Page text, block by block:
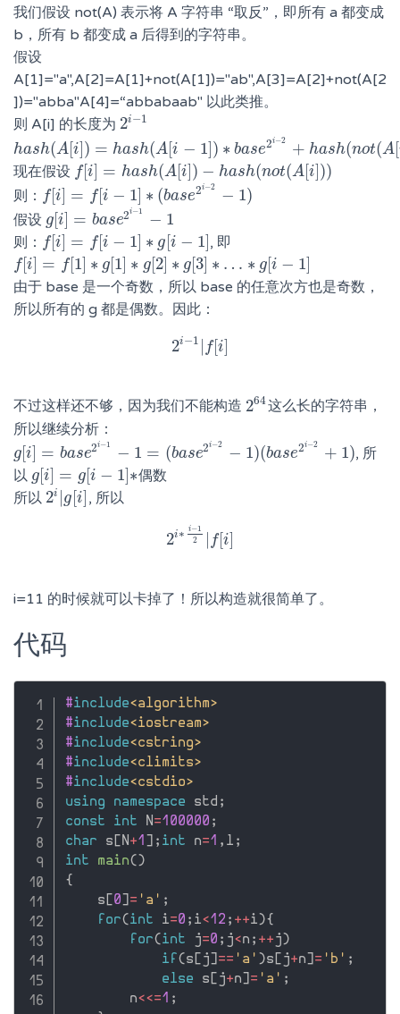
我们假设 not(A) 表示将 A 字符串 “取反”，即所有 a 都变成
b，所有 b 都变成 a 后得到的字符串。
假设
A[1]="a",A[2]=A[1]+not(A[1])="ab",A[3]=A[2]+not(A[2
])="abba"A[4]=“abbabaab" 以此类推。
则 A[i] 的长度为 2i−1
2i−1
hash(A[i]) = hash(A[i − 1]) ∗ base2i−2 + hash(not(A[
hash(A[i ]) = has h(A[i−1] )∗b as e 2i −2+ha (not(A[i−1]))
现在假设 f[i] = hash(A[i]) − hash(not(A[i]))
f[ ] ha sh(A[i])− h as h( not(A[i]))
则： f[i] = f[i − 1] ∗ (base2i−2 − 1)
f[ ] f[i −1 ] ∗( ba se 2i−2−1
假设 g[i] = base2i−1 − 1
g [i] =b ase2i− −1
则： f[i] = f[i − 1] ∗ g [i − 1]
f[ ] f[i −1 ] ∗g [i 1 ] , 即
f[i] = f[1] ∗ g[1] ∗ g[2] ∗ g[3] ∗ … ∗ g[i − 1]
f[ ] f[1 ]∗g [1 ]∗g [2 ]∗g [3 ]∗… ∗ g[ i−1]
由于 base 是一个奇数，所以 base 的任意次方也是奇数，
所以所有的 g 都是偶数。因此：
2i−1 f[i]
2i −1 |f [i]
不过这样还不够，因为我们不能构造 264
264这么长的字符串，
所以继续分析：
g[i] = base2i−1 − 1 = (base2i−2 − 1)(base2i−2 + 1)
g [i] =b ase2i− −1=( ba se2i−2− (b ase2i−2+
, 所
以 g[i] = g[i − 1]∗
g [i] =g i− 1 ]∗
偶数
所以 2i g [i]
2i g[ i] , 所以
2i∗ i−1
2
| f[i]
2i∗i−1 2|f
i=11 的时候就可以卡掉了！所以构造就很简单了。
代码
#include<algorithm>
#include<iostream>
#include<cstring>
#include<climits>
#include<cstdio>
using
namespace std ;
const
int N =100000 ;
char s N +1 ; int n=1 , l ;
int
main( )
{
    s
0 = 'a' ;
for( int i=0 ; i<12 ; ++i ){
for( int j=0 ; j<n ; ++ j )
if ( s j == 'a' )s j+n = 'b' ;
else s j+n = 'a' ;
        n
<<=1 ;